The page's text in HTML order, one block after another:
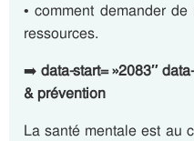
• comment demander
ressources.
➡️ data-start= »2083″
& prévention
La santé mentale est au